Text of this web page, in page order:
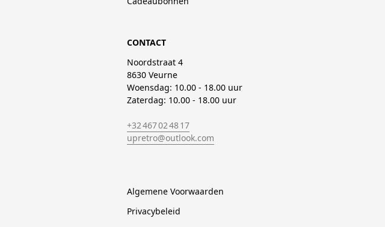
CONTACT
Noordstraat 4
8630 Veurne
Woensdag: 10.00 - 18.00 uur
Zaterdag: 10.00 - 18.00 uur
+32 467 02 48 17
upretro@outlook.com
Algemene Voorwaarden
Privacybeleid